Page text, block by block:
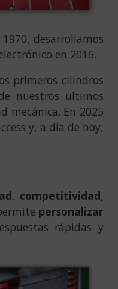
desarrollamos
en 2016.
primeros cilindros
nuestros últimos
mecánica. En 2025
y, a día de hoy,
, competitividad,
personalizar
rápidas y